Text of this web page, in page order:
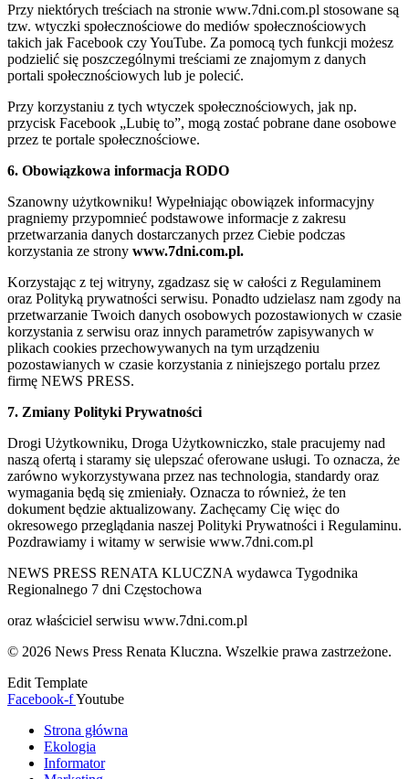
Przy niektórych treściach na stronie www.7dni.com.pl stosowane są
tzw. wtyczki społecznościowe do mediów społecznościowych
takich jak Facebook czy YouTube. Za pomocą tych funkcji możesz
podzielić się poszczególnymi treściami ze znajomym z danych
portali społecznościowych lub je polecić.
Przy korzystaniu z tych wtyczek społecznościowych, jak np.
przycisk Facebook „Lubię to”, mogą zostać pobrane dane osobowe
przez te portale społecznościowe.
6. Obowiązkowa informacja RODO
Szanowny użytkowniku! Wypełniając obowiązek informacyjny
pragniemy przypomnieć podstawowe informacje z zakresu
przetwarzania danych dostarczanych przez Ciebie podczas
korzystania ze strony www.7dni.com.pl.
Korzystając z tej witryny, zgadzasz się w całości z Regulaminem
oraz Polityką prywatności serwisu. Ponadto udzielasz nam zgody na
przetwarzanie Twoich danych osobowych pozostawionych w czasie
korzystania z serwisu oraz innych parametrów zapisywanych w
plikach cookies przechowywanych na tym urządzeniu
pozostawianych w czasie korzystania z niniejszego portalu przez
firmę NEWS PRESS.
7. Zmiany Polityki Prywatności
Drogi Użytkowniku, Droga Użytkowniczko, stale pracujemy nad
naszą ofertą i staramy się ulepszać oferowane usługi. To oznacza, że
zarówno wykorzystywana przez nas technologia, standardy oraz
wymagania będą się zmieniały. Oznacza to również, że ten
dokument będzie aktualizowany. Zachęcamy Cię więc do
okresowego przeglądania naszej Polityki Prywatności i Regulaminu.
Pozdrawiamy i witamy w serwisie www.7dni.com.pl
NEWS PRESS RENATA KLUCZNA wydawca Tygodnika
Regionalnego 7 dni Częstochowa
oraz właściciel serwisu www.7dni.com.pl
© 2026 News Press Renata Kluczna. Wszelkie prawa zastrzeżone.
Edit Template
Facebook-fYoutube
Strona główna
Ekologia
Informator